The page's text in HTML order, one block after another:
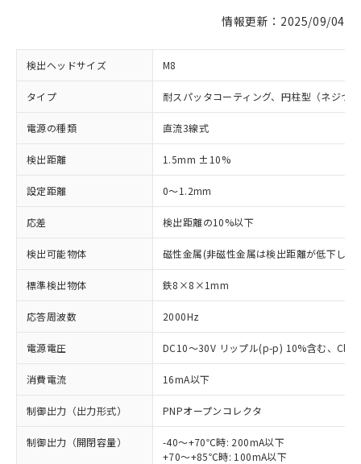
情報更新：2025/09/04
検出ヘッドサイズ M8
タイプ 耐スパッタコーティング、円柱型（ネジつ
電源の種類 直流3線式
検出距離 1.5mm ±10%
設定距離 0～1.2mm
応差 検出距離の10%以下
検出可能物体 磁性金属(非磁性金属は検出距離が低下しま
標準検出物体 鉄8×8×1mm
応答周波数 2000Hz
電源電圧 DC10～30V リップル(p-p) 10%含む、
消費電流 16mA以下
制御出力（出力形式） PNPオープンコレクタ
制御出力（開閉容量）
-40～+70℃時: 200mA以下
+70～+85℃時: 100mA以下